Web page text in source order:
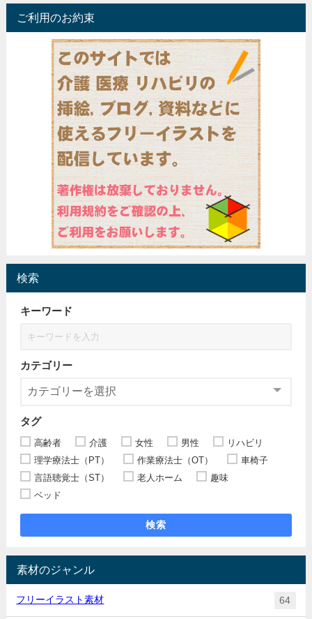
ご利用のお約束
検索
キーワード
カテゴリー
タグ
高齢者 介護 女性 男性
リハビリ
理学療法士（PT）
作業療法士（OT）
車椅子
言語聴覚士（ST）
老人ホーム
趣味
ベッド
検索
素材のジャンル
フリーイラスト素材 64